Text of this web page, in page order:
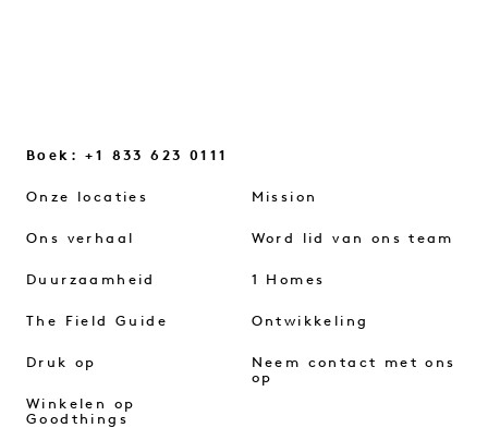
Boek: +1 833 623 0111
Onze locaties
Ons verhaal
Duurzaamheid
The Field Guide
Druk op
Winkelen op
Goodthings
Mission
Word lid van ons team
1 Homes
Ontwikkeling
Neem contact met ons
op